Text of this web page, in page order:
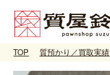
TOP 質預かり／買取実績